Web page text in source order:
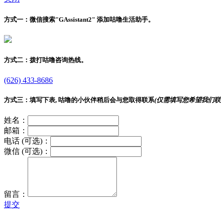
方式一： 微信搜索"GAssistant2" 添加咕噜生活助手。
方式二： 拨打咕噜咨询热线。
(626) 433-8686
方式三： 填写下表, 咕噜的小伙伴稍后会与您取得联系(仅需填写您希望我们
姓名：
邮箱：
电话 (可选)：
微信 (可选)：
留言：
提交